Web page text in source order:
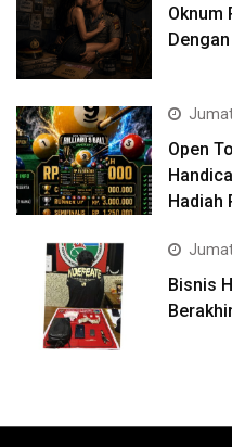
Oknum
Open
Hadiah
Bisnis